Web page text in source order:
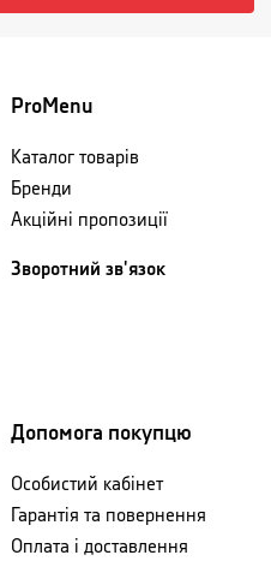
ProMenu
Каталог товарів
Бренди
Акційні пропозиції
Зворотний зв'язок
Допомога покупцю
Особистий кабінет
Гарантія та повернення
Оплата і доставлення